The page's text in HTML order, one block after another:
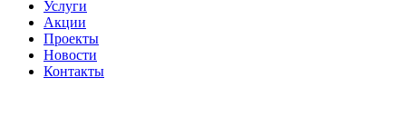
Услуги
Акции
Проекты
Новости
Контакты